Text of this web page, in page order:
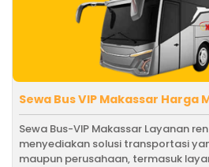
Sewa Bus VIP Makassar Harga
Sewa Bus-VIP Makassar Layanan
menyediakan solusi transportasi
maupun perusahaan, termasuk